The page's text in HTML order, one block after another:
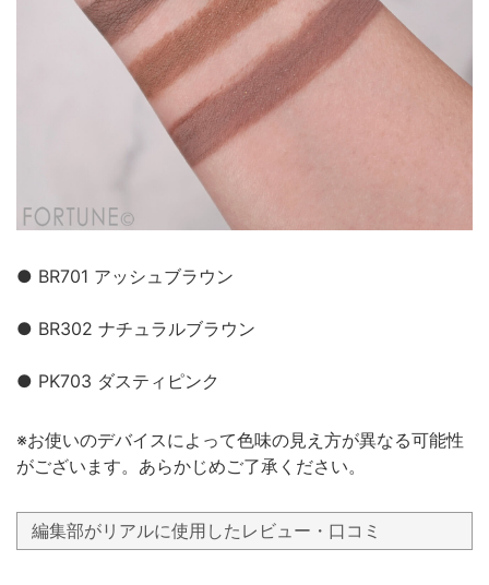
● BR701 アッシュブラウン
● BR302 ナチュラルブラウン
● PK703 ダスティピンク
※お使いのデバイスによって色味の見え方が異なる可能性
がございます。あらかじめご了承ください。
編集部がリアルに使用したレビュー・口コミ